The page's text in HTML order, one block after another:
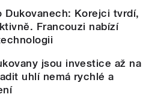
Dukovanech: Korejci tvrdí,
Francouzi nabízí
jsou investice až na
uhlí nemá rychlé a